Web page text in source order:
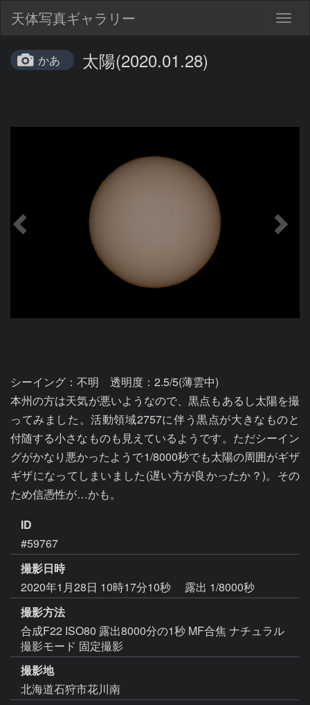
天体写真ギャラリー
かあ 太陽(2020.01.28)
シーイング：不明　透明度：2.5/5(薄雲中)
本州の方は天気が悪いようなので、黒点もあるし太陽を撮
ってみました。活動領域2757に伴う黒点が大きなものと
付随する小さなものも見えているようです。ただシーイン
グがかなり悪かったようで1/8000秒でも太陽の周囲がギザ
ギザになってしまいました(遅い方が良かったか？)。その
ため信憑性が…かも。
ID
#59767
撮影日時
2020年1月28日 10時17分10秒
露出 1/8000秒
撮影方法
合成F22 ISO80 露出8000分の1秒 MF合焦 ナチュラル
撮影モード 固定撮影
撮影地
北海道石狩市花川南